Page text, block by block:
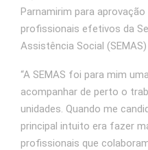
Parnamirim para
profissionais efetivos da
Assistência Social (SEMAS)
“A SEMAS foi para mim
acompanhar de perto o
unidades. Quando me
principal intuito era fazer
profissionais que